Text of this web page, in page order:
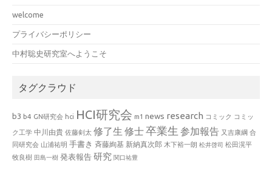
welcome
プライバシーポリシー
中村聡史研究室へようこそ
タグクラウド
b3 b4 GN研究会 hci HCI研究会 m1 news research コミック コミッ
ク工学 中川由貴 佐藤剣太 修了生 修士卒業生 参加報告 又吉康綱 合
同研究会 山浦祐明 手書き 斉藤絢基 新納真次郎 木下裕一朗 松井啓司 松田滉平
牧良樹 田島一樹 発表報告 研究 関口祐豊